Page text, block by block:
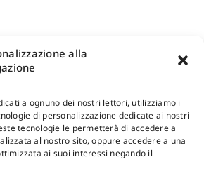
alla
a ognuno dei nostri lettori, utilizziamo i
di personalizzazione dedicate ai nostri
tecnologie le permetterà di accedere a
al nostro sito, oppure accedere a una
ai suoi interessi negando il
-Pagamenti Sicuri e anche Rateali